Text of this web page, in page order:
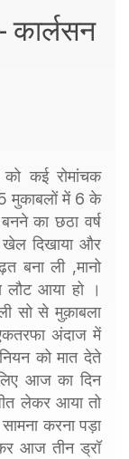
कार्लसन
कई रोमांचक
मुकाबलों में 6 के
का छठा वर्ष
खेल दिखाया और
बना ली ,मानो
लौट आया हो ।
सो से मुक़ाबला
अंदाज में
को मात देते
आज का दिन
लेकर आया तो
करना पड़ा
आज तीन ड्रॉ